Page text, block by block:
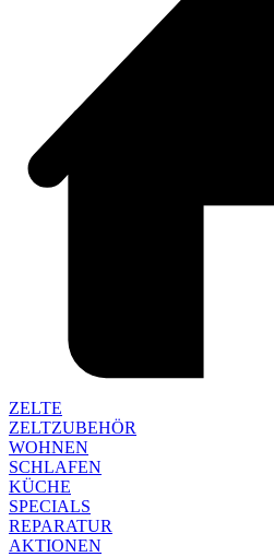
ZELTE
ZELTZUBEHÖR
WOHNEN
SCHLAFEN
KÜCHE
SPECIALS
REPARATUR
AKTIONEN